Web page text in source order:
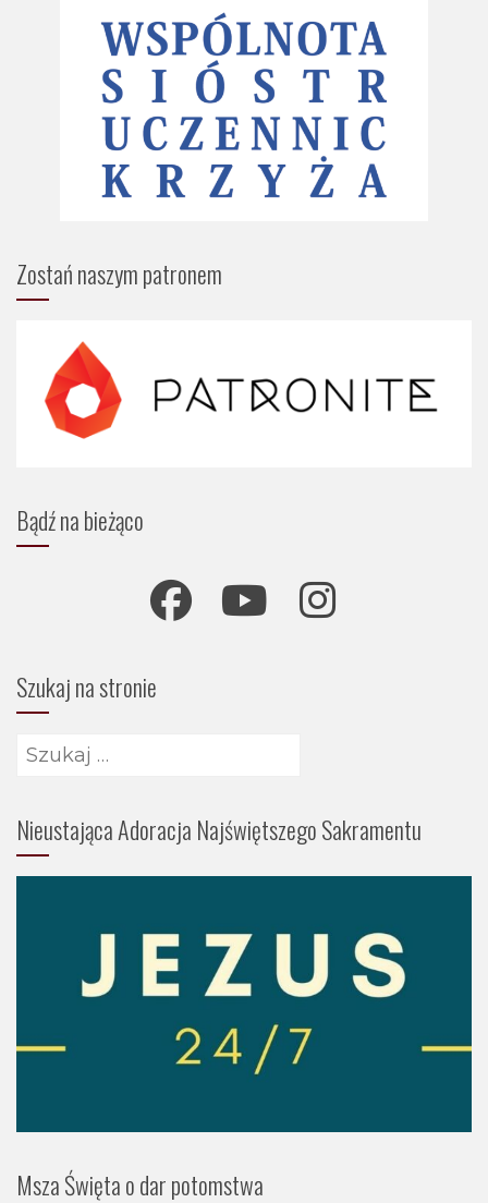
Zostań naszym patronem
Bądź na bieżąco
Szukaj na stronie
Szukaj:
Nieustająca Adoracja Najświętszego Sakramentu
Msza Święta o dar potomstwa